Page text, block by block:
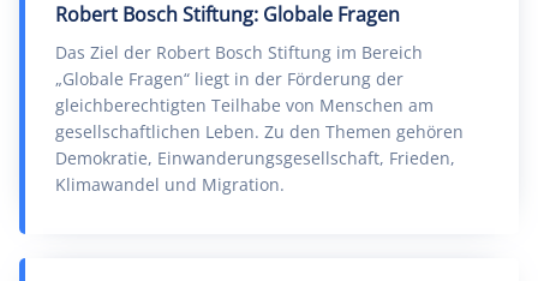
Robert Bosch Stiftung: Globale Fragen
Das Ziel der Robert Bosch Stiftung im Bereich
„Globale Fragen“ liegt in der Förderung der
gleichberechtigten Teilhabe von Menschen am
gesellschaftlichen Leben. Zu den Themen gehören
Demokratie, Einwanderungsgesellschaft, Frieden,
Klimawandel und Migration.